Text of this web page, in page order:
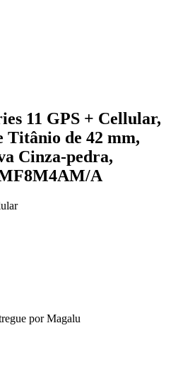
11 GPS + Cellular,
Titânio de 42 mm,
Cinza-pedra,
A
por Magalu